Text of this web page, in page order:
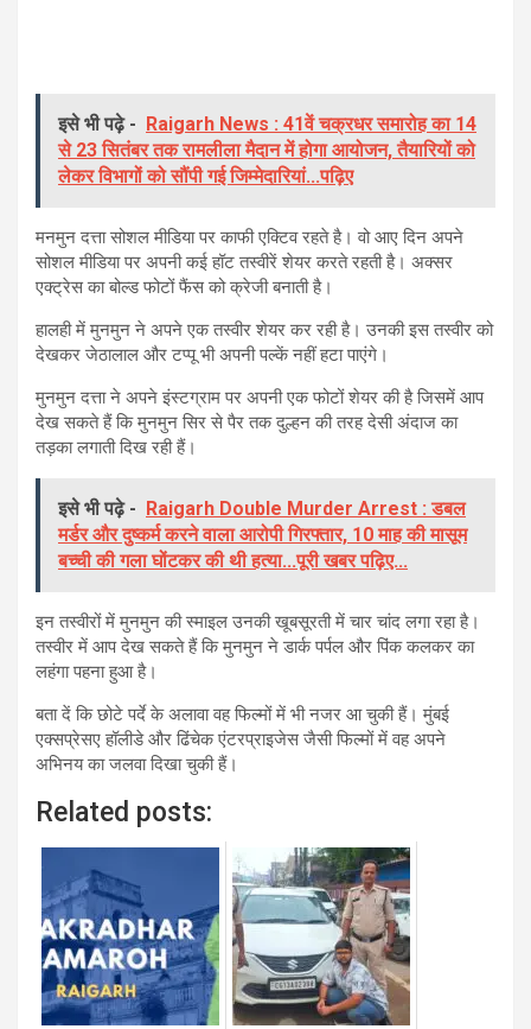
इसे भी पढ़े -
Raigarh News : 41वें चक्रधर समारोह का 14
से 23 सितंबर तक रामलीला मैदान में होगा आयोजन, तैयारियों को
लेकर विभागों को सौंपी गई जिम्मेदारियां...पढ़िए
मनमुन दत्ता सोशल मीडिया पर काफी एक्टिव रहते है। वो आए दिन अपने
सोशल मीडिया पर अपनी कई हॉट तस्वीरें शेयर करते रहती है। अक्सर
एक्ट्रेस का बोल्ड फोटों फैंस को क्रेजी बनाती है।
हालही में मुनमुन ने अपने एक तस्वीर शेयर कर रही है। उनकी इस तस्वीर को
देखकर जेठालाल और टप्पू भी अपनी पल्कें नहीं हटा पाएंगे।
मुनमुन दत्ता ने अपने इंस्टग्राम पर अपनी एक फोटों शेयर की है जिसमें आप
देख सकते हैं कि मुनमुन सिर से पैर तक दुल्हन की तरह देसी अंदाज का
तड़का लगाती दिख रही हैं।
इसे भी पढ़े -
Raigarh Double Murder Arrest : डबल
मर्डर और दुष्कर्म करने वाला आरोपी गिरफ्तार, 10 माह की मासूम
बच्ची की गला घोंटकर की थी हत्या...पूरी खबर पढ़िए...
इन तस्वीरों में मुनमुन की स्माइल उनकी खूबसूरती में चार चांद लगा रहा है।
तस्वीर में आप देख सकते हैं कि मुनमुन ने डार्क पर्पल और पिंक कलकर का
लहंगा पहना हुआ है।
बता दें कि छोटे पर्दे के अलावा वह फिल्मों में भी नजर आ चुकी हैं। मुंबई
एक्सप्रेसए हॉलीडे और ढिंचेक एंटरप्राइजेस जैसी फिल्मों में वह अपने
अभिनय का जलवा दिखा चुकी हैं।
Related posts: